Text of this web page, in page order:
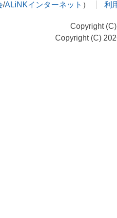
/ALiNKインターネット ） 利
Copyright
Copyright (C)